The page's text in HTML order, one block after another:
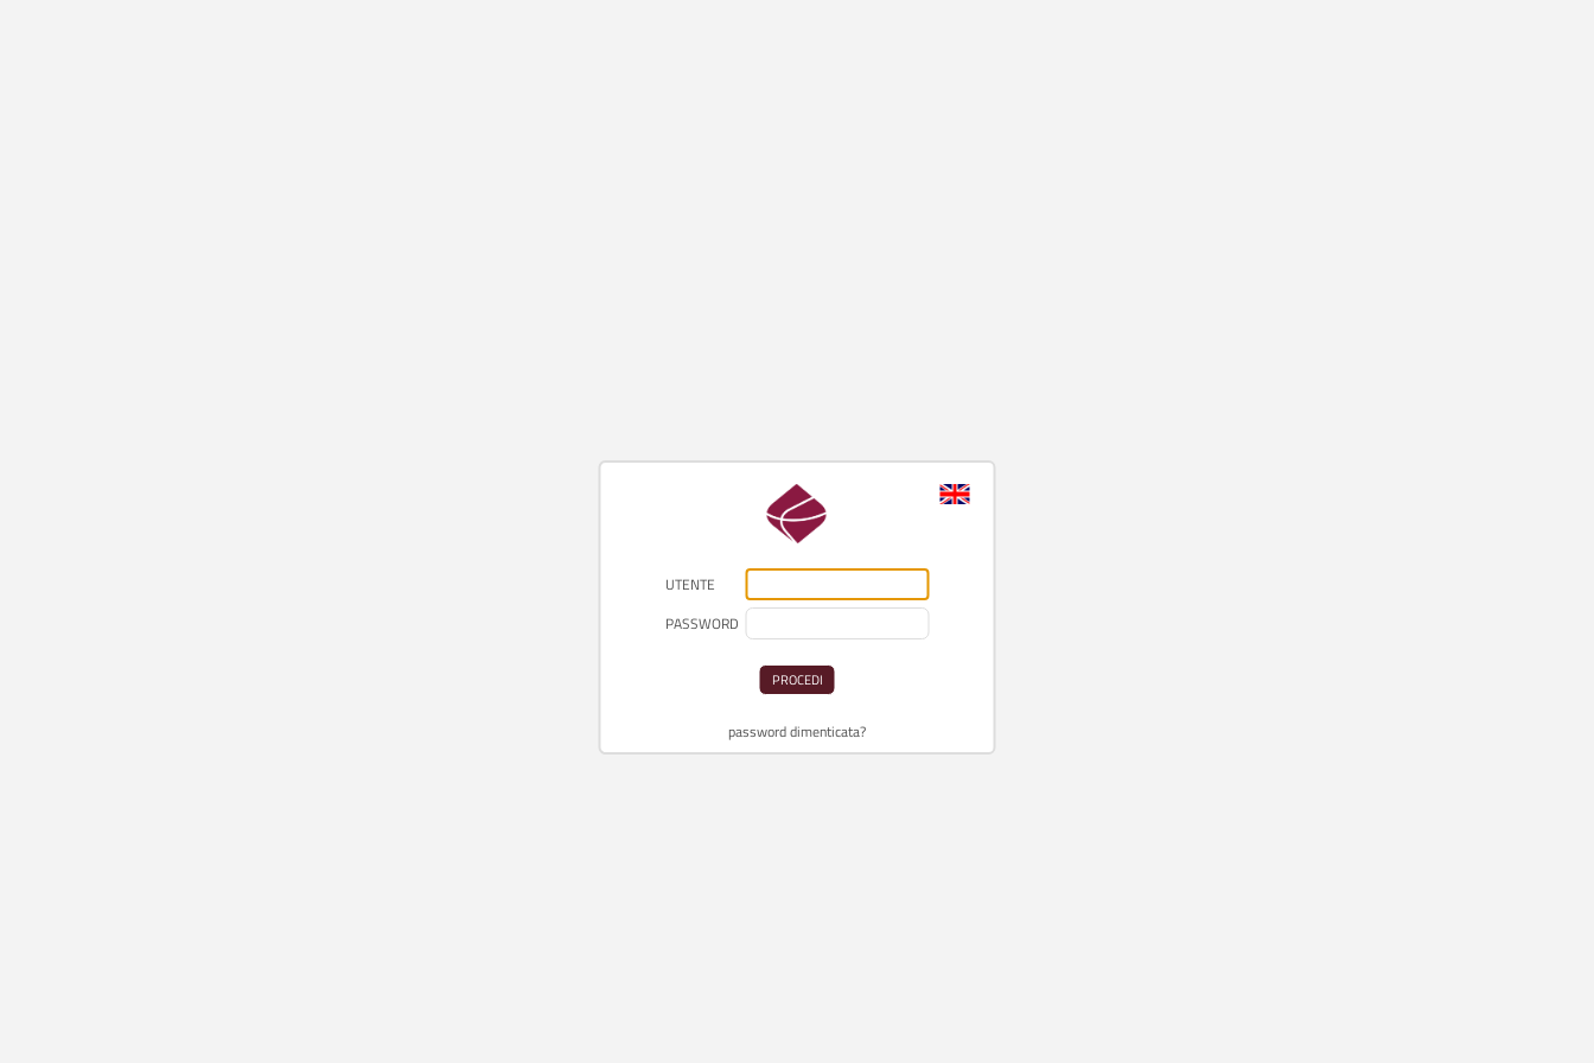
UTENTE
PASSWORD
PROCEDI
password dimenticata?